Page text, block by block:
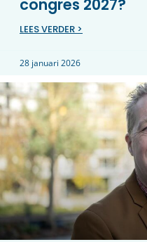
congres 2027?
LEES VERDER >
28 januari 2026